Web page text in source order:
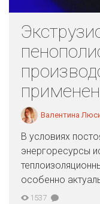
Валентина
В условиях
энергоресурсы
особенно
1537